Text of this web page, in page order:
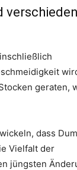
geraten,
dass
Vielfalt der
jüngsten